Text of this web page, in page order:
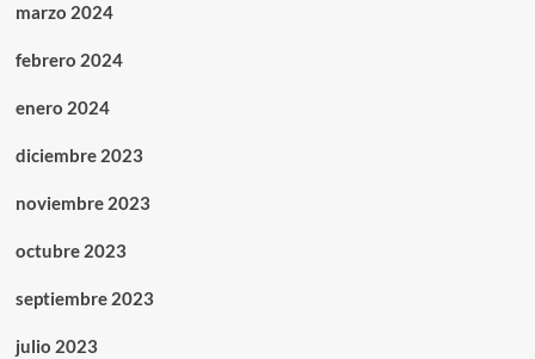
marzo 2024
febrero 2024
enero 2024
diciembre 2023
noviembre 2023
octubre 2023
septiembre 2023
julio 2023